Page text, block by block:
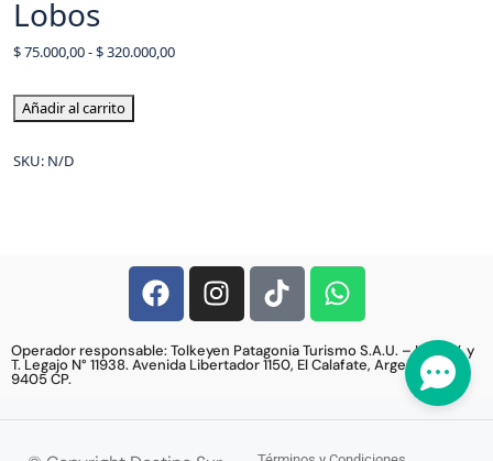
Lobos
$75.000,00-$320.000,00
Añadir al carrito
SKU: N/D
Operador responsable: Tolkeyen Patagonia Turismo S.A.U. – Lic. E.V. y
T. Legajo N° 11938. Avenida Libertador 1150, El Calafate, Argentina,
9405 CP.